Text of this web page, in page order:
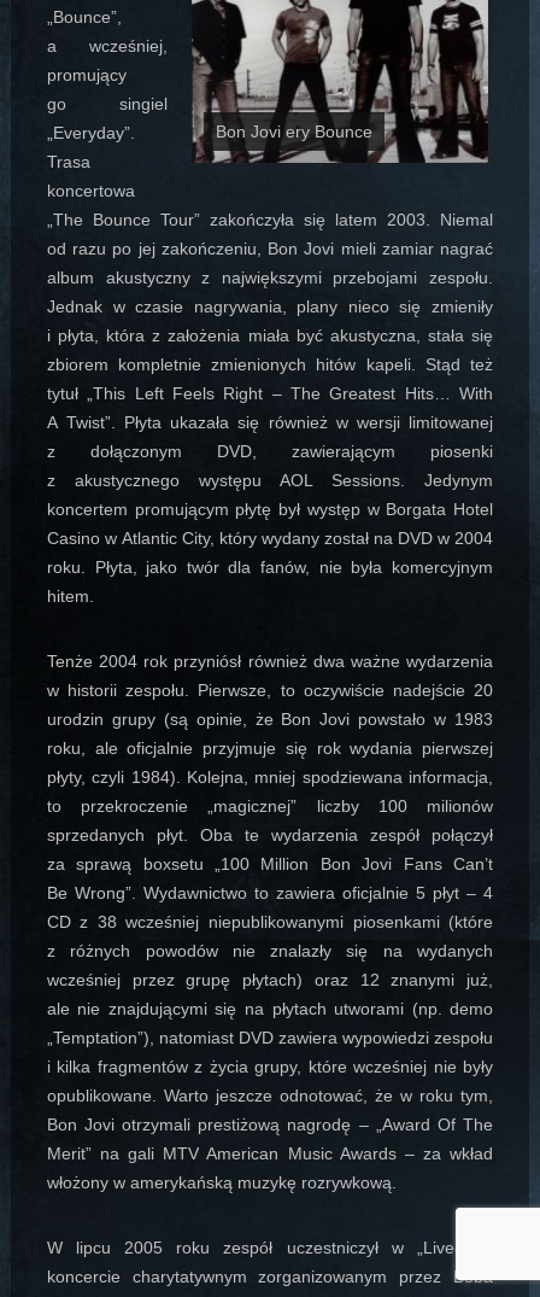
Bon Jovi ery Bounce
„Bounce”,
a wcześniej,
promujący
go singiel
„Everyday”.
Trasa
koncertowa
„The Bounce Tour” zakończyła się latem 2003. Niemal
od razu po jej zakończeniu, Bon Jovi mieli zamiar nagrać
album akustyczny z największymi przebojami zespołu.
Jednak w czasie nagrywania, plany nieco się zmieniły
i płyta, która z założenia miała być akustyczna, stała się
zbiorem kompletnie zmienionych hitów kapeli. Stąd też
tytuł „This Left Feels Right – The Greatest Hits… With
A Twist”. Płyta ukazała się również w wersji limitowanej
z dołączonym DVD, zawierającym piosenki
z akustycznego występu AOL Sessions. Jedynym
koncertem promującym płytę był występ w Borgata Hotel
Casino w Atlantic City, który wydany został na DVD w 2004
roku. Płyta, jako twór dla fanów, nie była komercyjnym
hitem.
Tenże 2004 rok przyniósł również dwa ważne wydarzenia
w historii zespołu. Pierwsze, to oczywiście nadejście 20
urodzin grupy (są opinie, że Bon Jovi powstało w 1983
roku, ale oficjalnie przyjmuje się rok wydania pierwszej
płyty, czyli 1984). Kolejna, mniej spodziewana informacja,
to przekroczenie „magicznej” liczby 100 milionów
sprzedanych płyt. Oba te wydarzenia zespół połączył
za sprawą boxsetu „100 Million Bon Jovi Fans Can’t
Be Wrong”. Wydawnictwo to zawiera oficjalnie 5 płyt – 4
CD z 38 wcześniej niepublikowanymi piosenkami (które
z różnych powodów nie znalazły się na wydanych
wcześniej przez grupę płytach) oraz 12 znanymi już,
ale nie znajdującymi się na płytach utworami (np. demo
„Temptation”), natomiast DVD zawiera wypowiedzi zespołu
i kilka fragmentów z życia grupy, które wcześniej nie były
opublikowane. Warto jeszcze odnotować, że w roku tym,
Bon Jovi otrzymali prestiżową nagrodę – „Award Of The
Merit” na gali MTV American Music Awards – za wkład
włożony w amerykańską muzykę rozrywkową.
W lipcu 2005 roku zespół uczestniczył w „Live8” –
koncercie charytatywnym zorganizowanym przez Boba